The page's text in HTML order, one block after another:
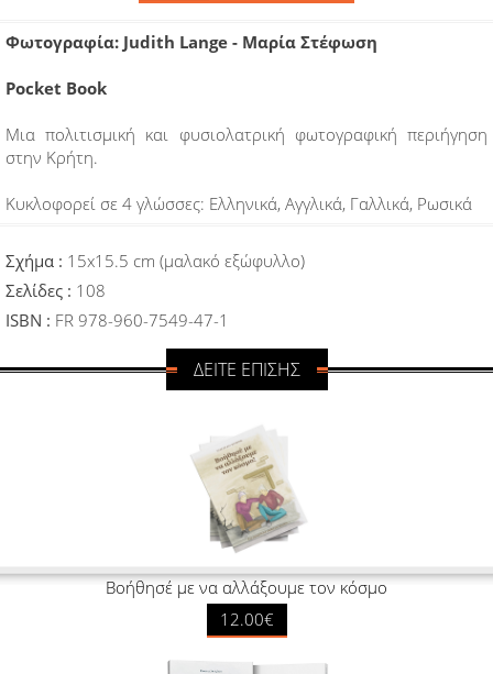
Φωτογραφία: Judith Lange - Μαρία Στέφωση
Pocket Book
Μια πολιτισμική και φυσιολατρική φωτογραφική περιήγηση
στην Κρήτη.
Κυκλοφορεί σε 4 γλώσσες: Ελληνικά, Αγγλικά, Γαλλικά, Ρωσικά
Σχήμα : 15x15.5 cm (μαλακό εξώφυλλο)
Σελίδες : 108
ISBN : FR 978-960-7549-47-1
ΔΕΙΤΕ ΕΠΙΣΗΣ
Βοήθησέ με να αλλάξουμε τον κόσμο
12.00€